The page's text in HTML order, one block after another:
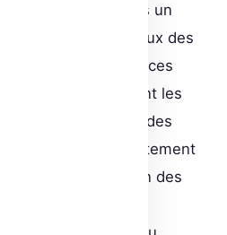
aux développeurs un
en page et le flux des
de créer des interfaces
dynamiquement les
ouvre la voie à des
conçues directement
de l’utilisation des